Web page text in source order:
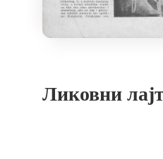
Ликовни